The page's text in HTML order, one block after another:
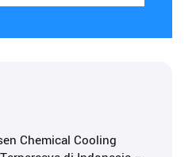
Chemical Cooling